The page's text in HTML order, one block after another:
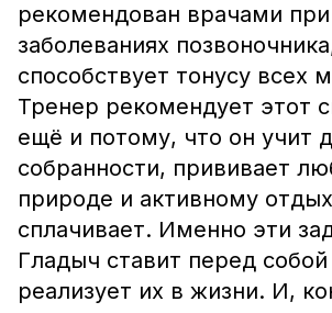
рекомендован врачами
заболеваниях
способствует тонусу всех
Тренер рекомендует этот
ещё и потому, что он учит
собранности, прививает
природе и активному
сплачивает. Именно эти
Гладыч ставит перед
реализует их в жизни. И,